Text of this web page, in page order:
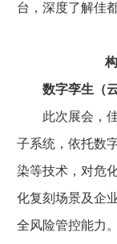
台，深度了解佳
数字孪生（云
此次展会，佳
子系统，依托数
染等技术，对危
化复刻场景及企
全风险管控能力。